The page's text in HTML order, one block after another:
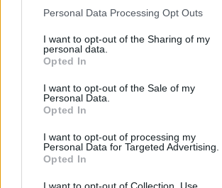
Personal Data Processing Opt Outs
I want to opt-out of the Sharing of my
personal data.
Opted In
I want to opt-out of the Sale of my
Personal Data.
Opted In
I want to opt-out of processing my
Personal Data for Targeted Advertising.
Opted In
vaiko gyvybių išgelbėti nepavyko
Žinios | Lietuvos diena
Savaitės vidurys nusimato karštas:
32 laipsnių šilumos